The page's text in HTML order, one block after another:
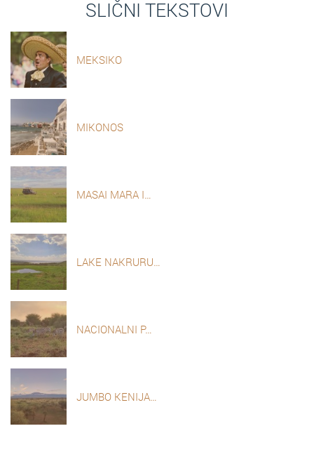
SLIČNI TEKSTOVI
MEKSIKO
MIKONOS
MASAI MARA I…
LAKE NAKRURU…
NACIONALNI P…
JUMBO KENIJA…